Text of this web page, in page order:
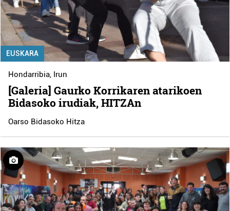
EUSKARA
Hondarribia, Irun
[Galeria] Gaurko Korrikaren atarikoen
Bidasoko irudiak, HITZAn
Oarso Bidasoko Hitza